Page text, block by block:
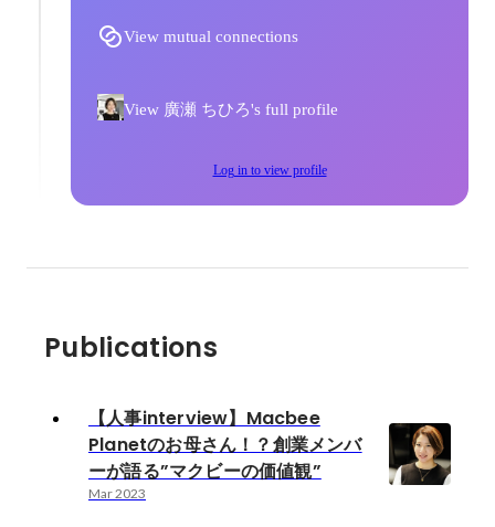
View mutual connections
View 廣瀬 ちひろ's full profile
Log in to view profile
Publications
【人事interview】Macbee
Planetのお母さん！？創業メンバ
ーが語る”マクビーの価値観”
Mar 2023